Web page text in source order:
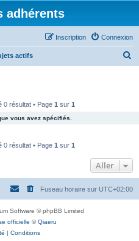
adhérents
Connexion
Inscription
actifs
e
r
0 résultat • Page 1 sur 1
vous avez spécifiés.
0 résultat • Page 1 sur 1
Aller
Fuseau horaire sur UTC+02:00
Software © phpBB Limited
officielle ©Qiaeru
| Conditions